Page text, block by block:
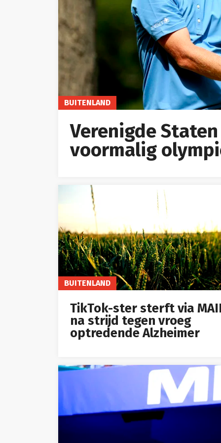
BUITENLAND
Verenigde
voormalig
BUITENLAND
TikTok-ster sterft via
na strijd tegen vroeg
optredende Alzheimer